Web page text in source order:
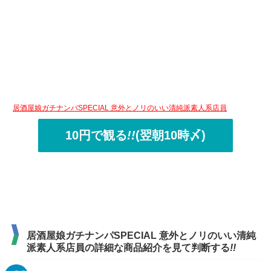
居酒屋娘ガチナンパSPECIAL 意外とノリのいい清純派素人系店員
10円で観る!!(翌朝10時〆)
居酒屋娘ガチナンパSPECIAL 意外とノリのいい清純
派素人系店員の詳細な商品紹介を見て判断する!!